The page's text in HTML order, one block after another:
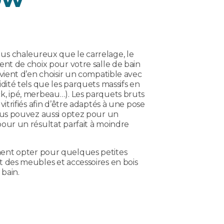
chaleureux que le carrelage, le
de choix pour votre salle de bain
d’en choisir un compatible avec
tels que les parquets massifs en
ipé, merbeau…). Les parquets bruts
afin d’être adaptés à une pose
pouvez aussi optez pour un
un résultat parfait à moindre
opter pour quelques petites
meubles et accessoires en bois